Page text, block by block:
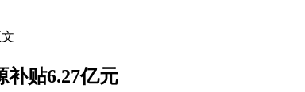
补贴6.27亿元